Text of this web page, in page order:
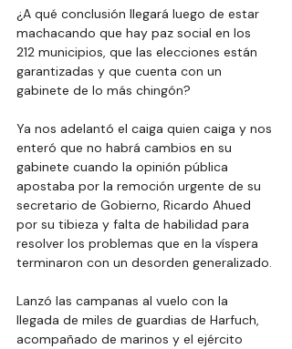
¿A qué conclusión llegará luego de estar
machacando que hay paz social en los
212 municipios, que las elecciones están
garantizadas y que cuenta con un
gabinete de lo más chingón?
Ya nos adelantó el caiga quien caiga y nos
enteró que no habrá cambios en su
gabinete cuando la opinión pública
apostaba por la remoción urgente de su
secretario de Gobierno, Ricardo Ahued
por su tibieza y falta de habilidad para
resolver los problemas que en la víspera
terminaron con un desorden generalizado.
Lanzó las campanas al vuelo con la
llegada de miles de guardias de Harfuch,
acompañado de marinos y el ejército